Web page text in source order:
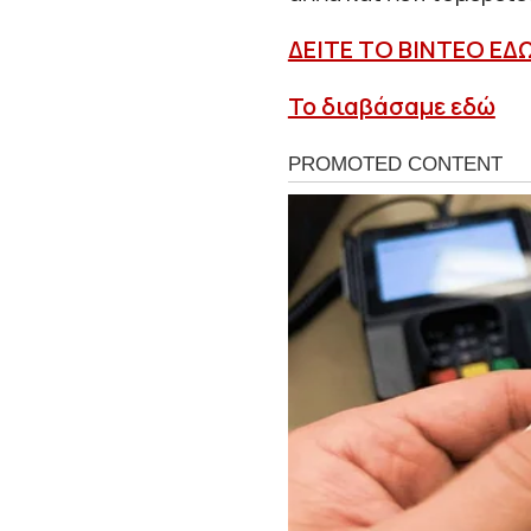
ΔΕΙΤΕ ΤΟ ΒΙΝΤΕΟ
Το διαβάσαμε εδώ